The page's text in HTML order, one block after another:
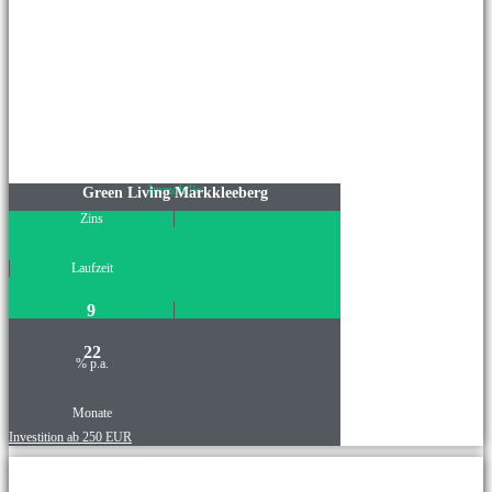
Immobilie
Green Living Markkleeberg
Zins
Laufzeit
9
22
% p.a.
Monate
Investition ab 250 EUR